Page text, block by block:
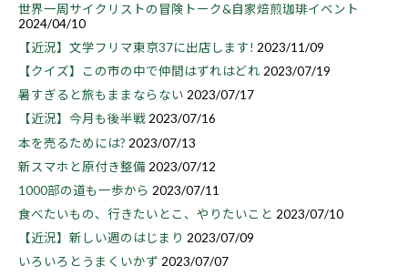
世界一周サイクリストの冒険トーク&自家焙煎珈琲イベント
2024/04/10
【近況】文学フリマ東京37に出店します! 2023/11/09
【クイズ】この市の中で仲間はずれはどれ 2023/07/19
暑すぎると旅もままならない 2023/07/17
【近況】今月も後半戦2023/07/16
本を売るためには? 2023/07/13
新スマホと原付き整備 2023/07/12
1000部の道も一歩から 2023/07/11
食べたいもの、行きたいとこ、やりたいこと 2023/07/10
【近況】新しい週のはじまり 2023/07/09
いろいろとうまくいかず 2023/07/07